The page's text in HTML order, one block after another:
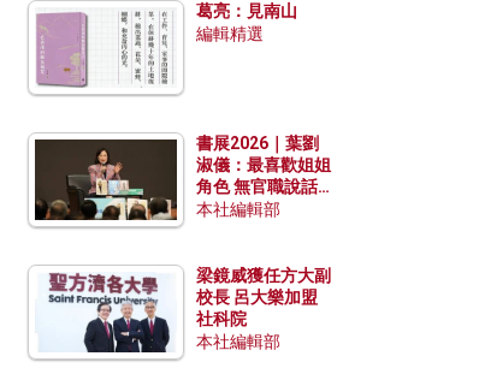
葛亮：見南山
編輯精選
書展2026｜葉劉
淑儀：最喜歡姐姐
角色 無官職說話
包袱少
本社編輯部
梁鏡威獲任方大副
校長 呂大樂加盟
社科院
本社編輯部